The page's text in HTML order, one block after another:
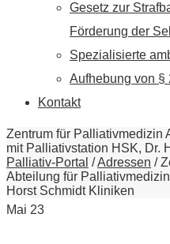
Gesetz zur
Förderung der
Spezialisierte
Aufhebung von §
Kontakt
Zentrum für Palliativmedizin
mit Palliativstation HSK, Dr.
Palliativ-Portal /Adressen /
Abteilung für
Horst Schmidt Kliniken
Mai 23